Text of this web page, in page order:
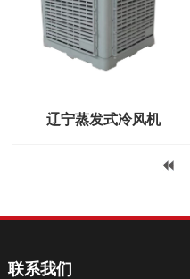
辽宁蒸发式冷风机
联系我们